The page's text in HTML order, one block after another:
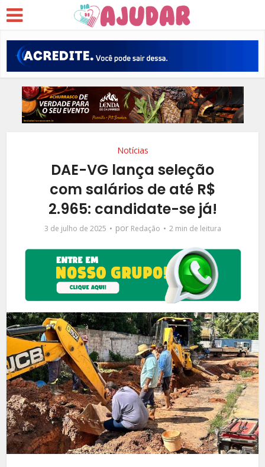
Notícias
DAE-VG lança seleção
com salários de até R$
2.965: candidate-se já!
3 de julho de 2025 por Redação 2 min de leitura